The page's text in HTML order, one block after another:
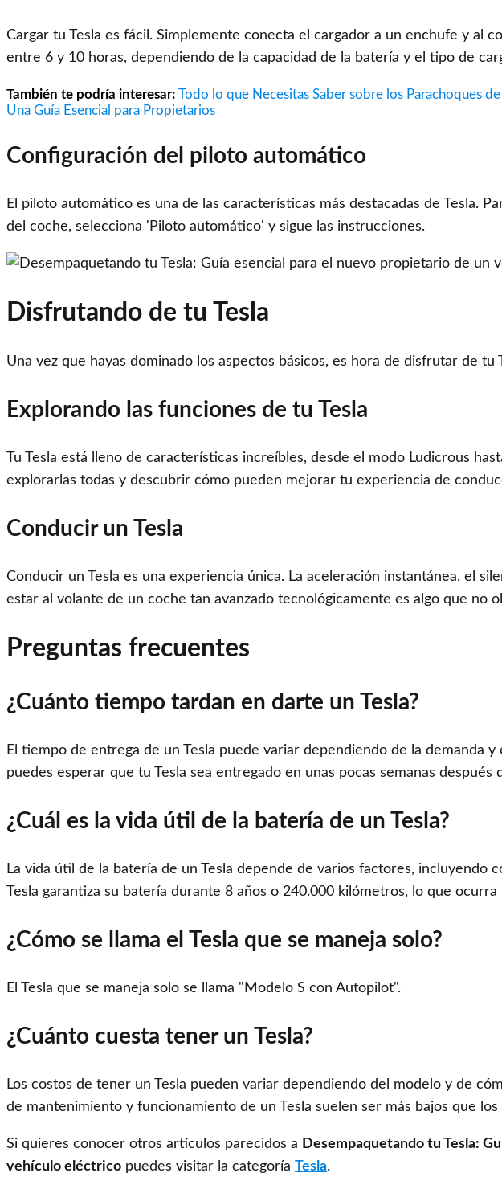
Cargar tu Tesla es fácil. Simplemente conecta el cargador a un enchufe y al
entre 6 y 10 horas, dependiendo de la capacidad de la batería y el tipo de
También te podría interesar: Todo lo que Necesitas Saber sobre los Parachoques
Una Guía Esencial para Propietarios
Configuración del piloto automático
El piloto automático es una de las características más destacadas de Tesla.
del coche, selecciona 'Piloto automático' y sigue las instrucciones.
Disfrutando de tu Tesla
Una vez que hayas dominado los aspectos básicos, es hora de disfrutar de tu
Explorando las funciones de tu Tesla
Tu Tesla está lleno de características increíbles, desde el modo Ludicrous
explorarlas todas y descubrir cómo pueden mejorar tu experiencia de
Conducir un Tesla
Conducir un Tesla es una experiencia única. La aceleración instantánea, el
estar al volante de un coche tan avanzado tecnológicamente es algo que no
Preguntas frecuentes
¿Cuánto tiempo tardan en darte un Tesla?
El tiempo de entrega de un Tesla puede variar dependiendo de la demanda
puedes esperar que tu Tesla sea entregado en unas pocas semanas después
¿Cuál es la vida útil de la batería de un Tesla?
La vida útil de la batería de un Tesla depende de varios factores, incluyendo
Tesla garantiza su batería durante 8 años o 240.000 kilómetros, lo que
¿Cómo se llama el Tesla que se maneja solo?
El Tesla que se maneja solo se llama "Modelo S con Autopilot".
¿Cuánto cuesta tener un Tesla?
Los costos de tener un Tesla pueden variar dependiendo del modelo y de
de mantenimiento y funcionamiento de un Tesla suelen ser más bajos que
Si quieres conocer otros artículos parecidos a Desempaquetando tu Tesla:
vehículo eléctrico puedes visitar la categoría Tesla.